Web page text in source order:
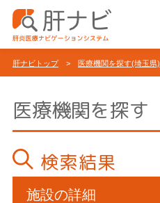
肝ナビトップ> 医療機関を探す(埼玉県)
医療機関を探す
検索結果
施設の詳細